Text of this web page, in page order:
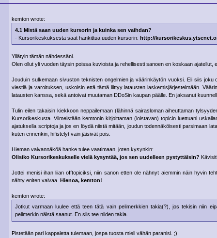
kemton wrote:
4.1 Mistä saan uuden kursorin ja kuinka sen vaihdan?
- Kursorikeskuksesta saat hankittua uuden kursorin: http://
Yllätyin tämän nähdessäni.
Olen ollut yli vuoden täysin poissa kuvioista ja rehellisesti sanoen en koskaan ajatellut,
Jouduin sulkemaan sivuston teknisten ongelmien ja väärinkäytön vuoksi. Eli siis
viestiä ja varoituksen, uskoisin että tämä liittyy latausten laskemisjärjestelmään.
latausten kanssa, sekä antoivat muutaman DDoSin kaupan päälle. En jaksanut
Tulin eilen takaisin kiekkoon neppailemaan (lähinnä sairasloman aiheuttaman
Kursorikeskusta. Viimeistään kemtonin kirjoittaman (loistavan) topicin luettuani
ajatuksella scriptoja ja jos en löydä niistä mitään, joudun todennäköisesti parsimaan
kuten ennenkin, hifistelyt vain jäisivät pois.
Hieman vaivannäköä hanke tulee vaatimaan, joten kysynkin:
Olisiko Kursorikeskukselle vielä kysyntää, jos sen uudelleen pystyttäisin?
Jottei menisi ihan liian offtopiciksi, niin sanon etten ole nähnyt aiemmin näin hyvin
nähty eniten vaivaa.Hienoa, kemton!
kemton wrote:
Jotkut varmaan luulee että teen tätä vain pelimerkkien takia(?), jos tekisin niin
pelimerkin näistä saanut. En siis tee niiden takia.
Pistetään pari kappaletta tulemaan, jospa tuosta mieli vähän paranisi. ;)